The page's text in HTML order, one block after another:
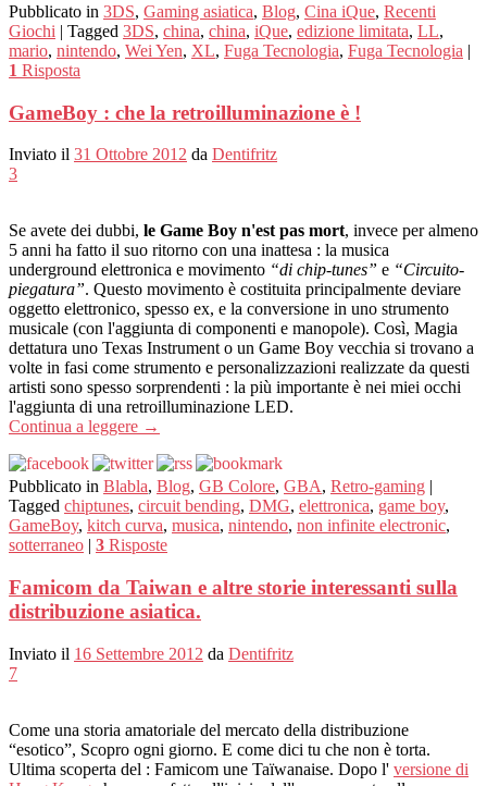
Pubblicato in 3DS, Gaming asiatica, Blog, Cina iQue, Recenti
Giochi | Tagged 3DS, china, china, iQue, edizione limitata, LL,
mario, nintendo, Wei Yen, XL, Fuga Tecnologia, Fuga Tecnologia |
1 Risposta
GameBoy : che la retroilluminazione è !
Inviato il 31 Ottobre 2012 da Dentifritz
3
Se avete dei dubbi, le Game Boy n'est pas mort, invece per almeno
5 anni ha fatto il suo ritorno con una inattesa : la musica
underground elettronica e movimento “di chip-tunes” e “Circuito-
piegatura”. Questo movimento è costituita principalmente deviare
oggetto elettronico, spesso ex, e la conversione in uno strumento
musicale (con l'aggiunta di componenti e manopole). Così, Magia
dettatura uno Texas Instrument o un Game Boy vecchia si trovano a
volte in fasi come strumento e personalizzazioni realizzate da questi
artisti sono spesso sorprendenti : la più importante è nei miei occhi
l'aggiunta di una retroilluminazione LED.
Continua a leggere →
Pubblicato in Blabla, Blog, GB Colore, GBA, Retro-gaming |
Tagged chiptunes, circuit bending, DMG, elettronica, game boy,
GameBoy, kitch curva, musica, nintendo, non infinite electronic,
sotterraneo | 3 Risposte
Famicom da Taiwan e altre storie interessanti sulla
distribuzione asiatica.
Inviato il 16 Settembre 2012 da Dentifritz
7
Come una storia amatoriale del mercato della distribuzione
“esotico”, Scopro ogni giorno. E come dici tu che non è torta.
Ultima scoperta del : Famicom une Taïwanaise. Dopo l' versione di